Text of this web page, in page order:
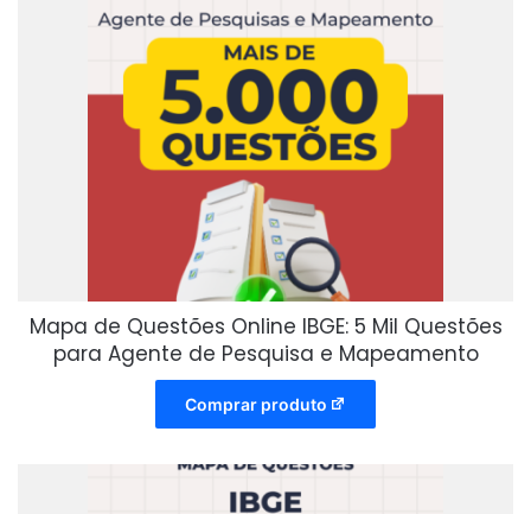
Mapa de Questões Online IBGE: 5 Mil Questões
para Agente de Pesquisa e Mapeamento
Comprar produto